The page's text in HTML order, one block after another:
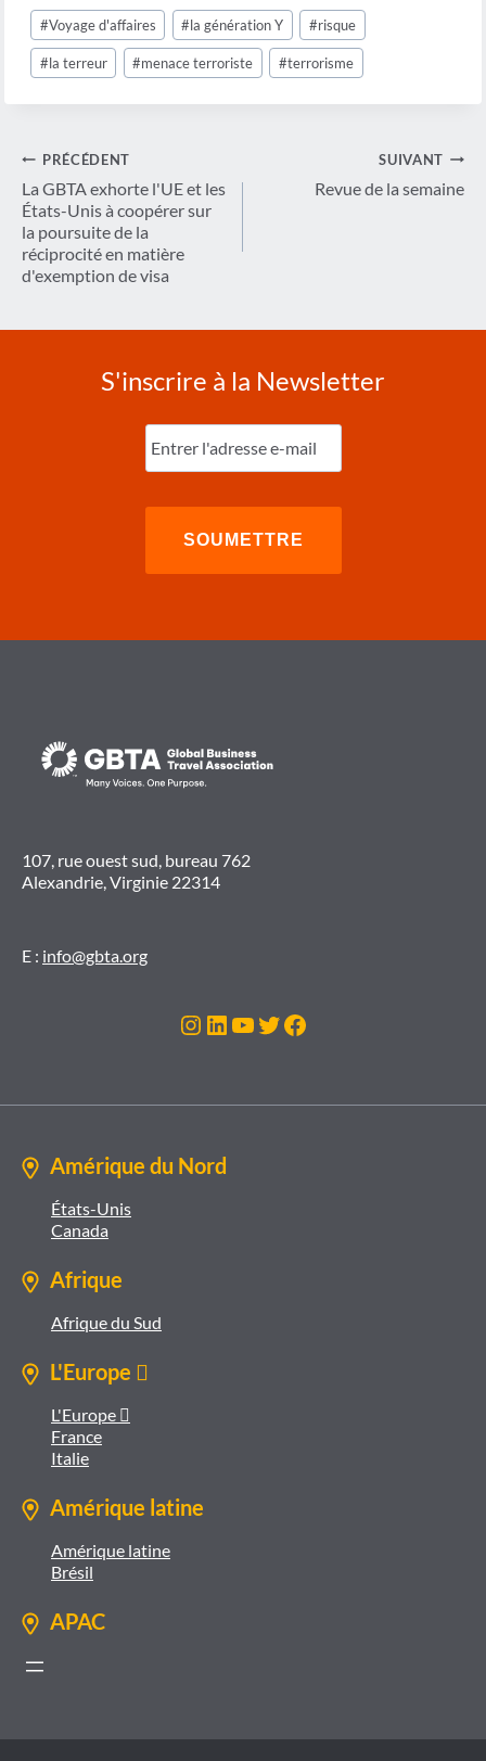
Étiquettes
de
la
publication :
#Voyage d'affaires #la génération Y #risque
#la terreur #menace terroriste #terrorisme
Navigation
de
l’article
PRÉCÉDENT
La GBTA exhorte l'UE et les
États-Unis à coopérer sur
la poursuite de la
réciprocité en matière
d'exemption de visa
SUIVANT
Revue de la semaine
S'inscrire à la Newsletter
Entrez
l'e-
mail
107, rue ouest sud, bureau 762
Alexandrie, Virginie 22314
E : info@gbta.org
Instagram
LinkedIn
YouTube
Twitter
Facebook
Amérique du Nord
États-Unis
Canada
Afrique
Afrique du Sud
L'Europe 
L'Europe 
France
Italie
Amérique latine
Amérique latine
Brésil
APAC